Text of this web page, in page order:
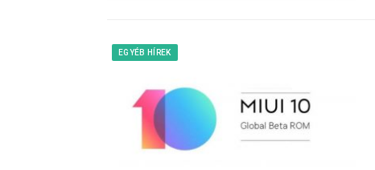
EGYÉB HÍREK